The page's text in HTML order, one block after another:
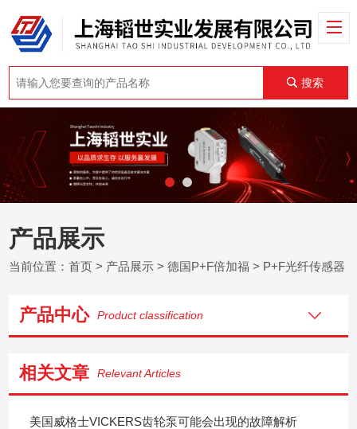
搜索
产品展示
当前位置：首页 > 产品展示 >德国P+F倍加福 > P+F光纤传感器
产品中心 Product classification
相关文章 Relevant Articles
美国威格士VICKERS齿轮泵可能会出现的故障解析